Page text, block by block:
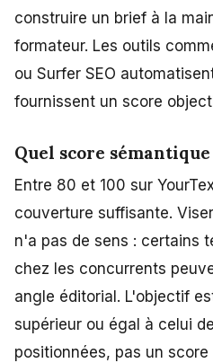
construire un brief à la
formateur. Les outils
ou Surfer SEO
fournissent un score
Quel score
Entre 80 et 100 sur
couverture suffisante.
n'a pas de sens : certains
chez les concurrents
angle éditorial. L'objectif
supérieur ou égal à celui
positionnées, pas un score